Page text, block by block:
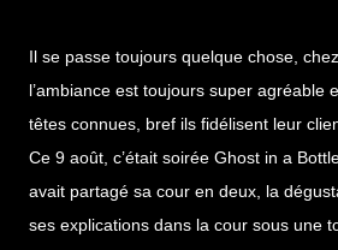
Il se passe toujours quelque chose,
l’ambiance est toujours super agréable
têtes connues, bref ils fidélisent leur
Ce 9 août, c’était soirée Ghost in a
avait partagé sa cour en deux, la
ses explications dans la cour sous une